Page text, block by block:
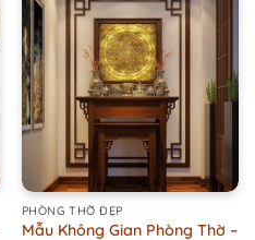
PHÒNG THỜ ĐẸP
Mẫu Không Gian Phòng Thờ –